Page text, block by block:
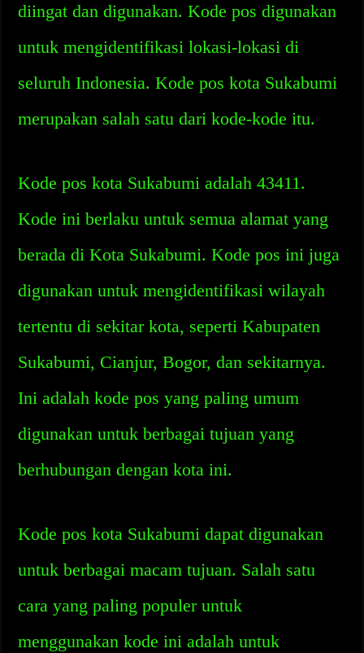
diingat dan digunakan. Kode pos digunakan
untuk mengidentifikasi lokasi-lokasi di
seluruh Indonesia. Kode pos kota Sukabumi
merupakan salah satu dari kode-kode itu.
Kode pos kota Sukabumi adalah 43411.
Kode ini berlaku untuk semua alamat yang
berada di Kota Sukabumi. Kode pos ini juga
digunakan untuk mengidentifikasi wilayah
tertentu di sekitar kota, seperti Kabupaten
Sukabumi, Cianjur, Bogor, dan sekitarnya.
Ini adalah kode pos yang paling umum
digunakan untuk berbagai tujuan yang
berhubungan dengan kota ini.
Kode pos kota Sukabumi dapat digunakan
untuk berbagai macam tujuan. Salah satu
cara yang paling populer untuk
menggunakan kode ini adalah untuk